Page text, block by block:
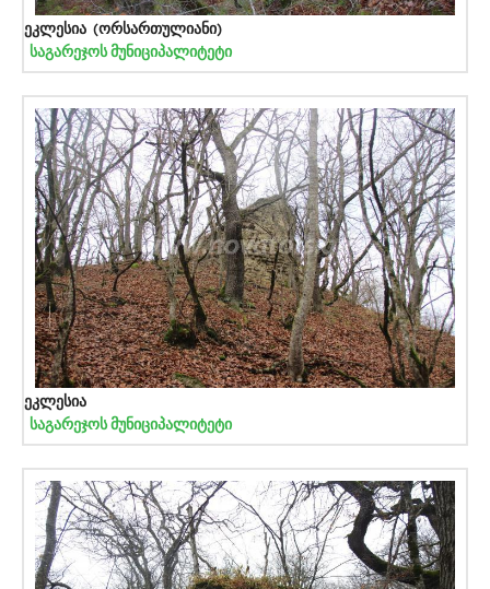
ეკლესია (ორსართულიანი)
საგარეჯოს მუნიციპალიტეტი
ეკლესია
საგარეჯოს მუნიციპალიტეტი